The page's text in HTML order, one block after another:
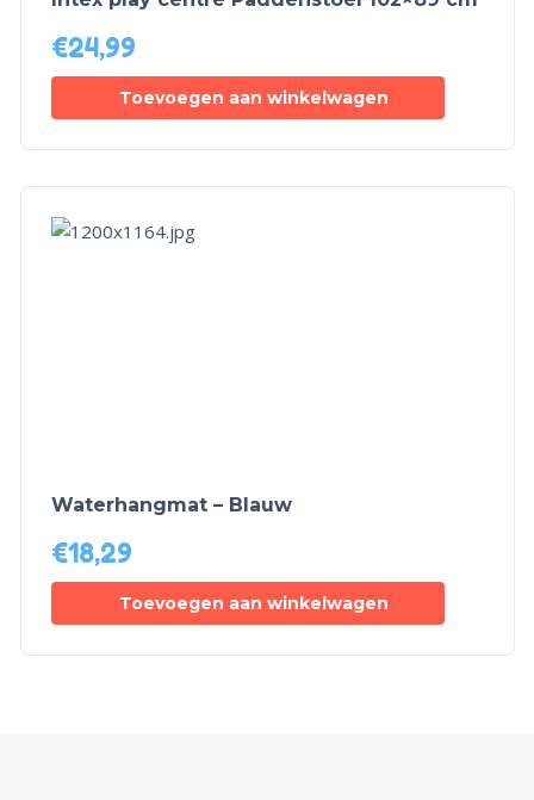
€24,99
Toevoegen aan winkelwagen
Waterhangmat – Blauw
€18,29
Toevoegen aan winkelwagen